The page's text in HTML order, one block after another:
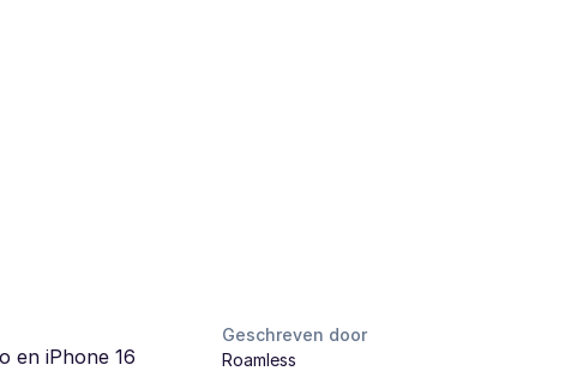
en iPhone 16
Geschreven door
Roamless